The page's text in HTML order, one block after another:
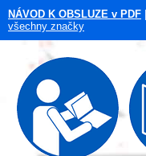
NÁVOD K OBSLUZE v PDF
všechny značky